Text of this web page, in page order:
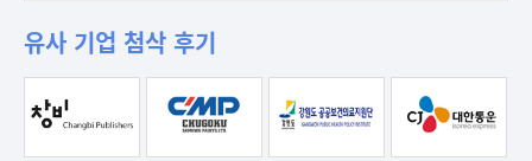
유사 기업 첨삭 후기